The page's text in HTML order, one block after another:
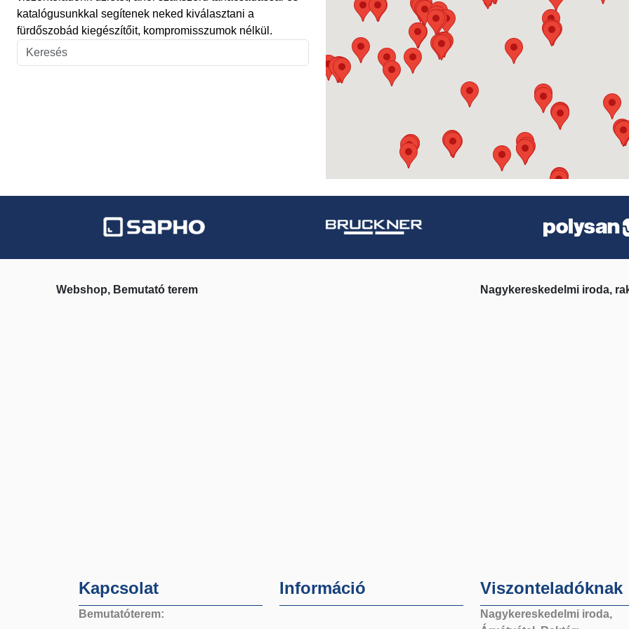
katalógusunkkal segítenek neked kiválasztani a
fürdőszobád kiegészítőit, kompromisszumok nélkül.
Webshop, Bemutató terem Nagykereskedelmi iroda,
Kapcsolat
Bemutatóterem:
Információ Viszonteladóknak
Nagykereskedelmi iroda,